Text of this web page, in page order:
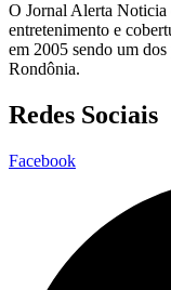
O Jornal Alerta Noticia
entretenimento e
em 2005 sendo um
Rondônia.
Redes Sociais
Facebook